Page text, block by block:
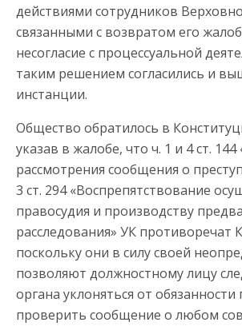
действиями сотрудников
связанными с возвратом его
несогласие с процессуальной
таким решением согласились и
инстанции.
Общество обратилось в
указав в жалобе, что ч. 1 и 4 ст.
рассмотрения сообщения о
3 ст. 294 «Воспрепятствование
правосудия и производству
расследования» УК противоречат
поскольку они в силу своей
позволяют должностному лицу
органа уклоняться от обязанности
проверить сообщение о любом